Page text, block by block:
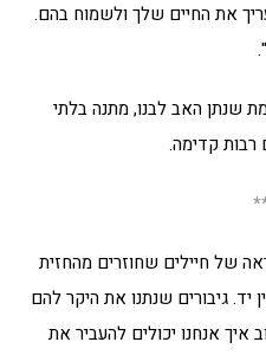
את החיים שלך ולשמוח בהם.
שנתן האב לבנו, מתנה בלתי
רבות קדימה.
של חיילים שחוזרים מהחזית
יד. גיבורים שנתנו את היקר להם
איך אנחנו יכולים להעביר את